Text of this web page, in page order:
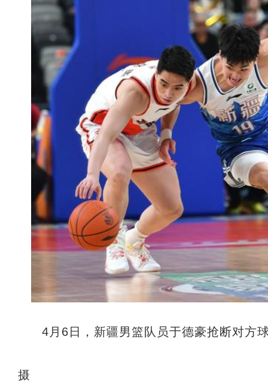
4月6日，新疆男篮队员于德豪抢断对方
摄